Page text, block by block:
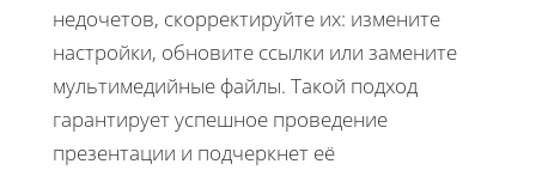
недочетов, скорректируйте их: измените
настройки, обновите ссылки или замените
мультимедийные файлы. Такой подход
гарантирует успешное проведение
презентации и подчеркнет её